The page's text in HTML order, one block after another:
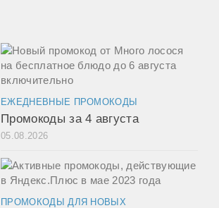
ЕЖЕДНЕВНЫЕ ПРОМОКОДЫ
Промокоды за 4 августа
05.08.2026
ПРОМОКОДЫ ДЛЯ НОВЫХ